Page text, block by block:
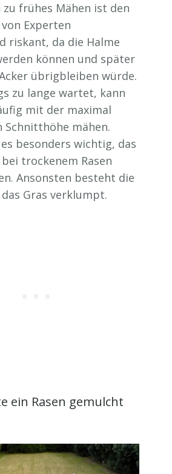
zu frühes Mähen ist den
Experten
riskant, da die Halme
können und später
übrigbleiben würde.
zu lange wartet, kann
mit der maximal
Schnitthöhe mähen.
besonders wichtig, das
trockenem Rasen
Ansonsten besteht die
Gras verklumpt.
ein Rasen gemulcht